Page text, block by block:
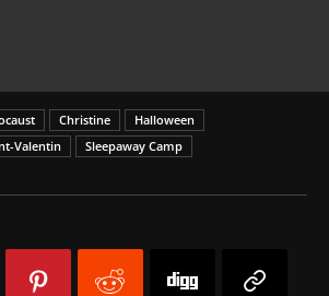
Christine
Halloween
Valentin Sleepaway Camp